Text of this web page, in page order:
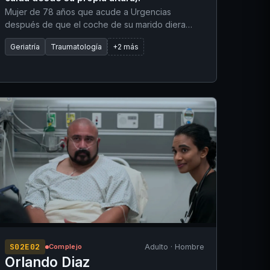
Mujer de 78 años que acude a Urgencias
después de que el coche de su marido diera
marcha atrás a muy baja velocidad y la golpeara,
provocando una caída desde su propia altura.
antecedentes médicos personales incluyen
hipertensión arterial, hipotiroidismo y fibrilación
auricular. Actualmente está anticoagulada con
Eliquis (apixabán).
Geriatría Traumatología +2 más
S02E02 Complejo Adulto · Hombre
Orlando Diaz